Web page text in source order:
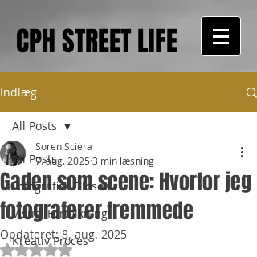
CPH STREET LIFE
Indlæg
All Posts
Fotografisk Filosofi
Visuel Fortolkning
Kreativ Proces
All Posts
Gaden som scene: Hvorfor jeg
fotograferer fremmede
Soren Sciera
7. aug. 2025 3 min læsning
Opdateret:8. aug. 2025
Bedømt til NaN ud af 5 stjerner.